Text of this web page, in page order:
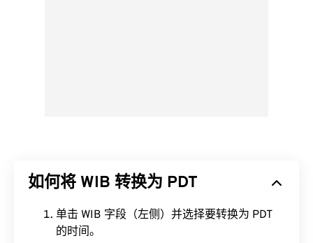
如何将 WIB 转换为 PDT
单击 WIB 字段（左侧）并选择要转换为 PDT
的时间。